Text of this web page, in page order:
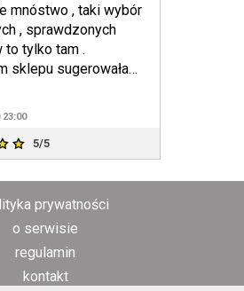
mnóstwo , taki wybór
, sprawdzonych
to tylko tam .
sklepu sugerowałam
23:00
5/5
prywatności
o serwisie
regulamin
kontakt